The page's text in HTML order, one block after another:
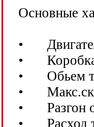
Основные
•
•
•
Обьем
•
•
Разгон
•
Расход